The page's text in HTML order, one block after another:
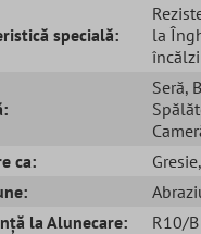
specială:
la
Seră,
ca:
Gresie
la Alunecare:
R10/B